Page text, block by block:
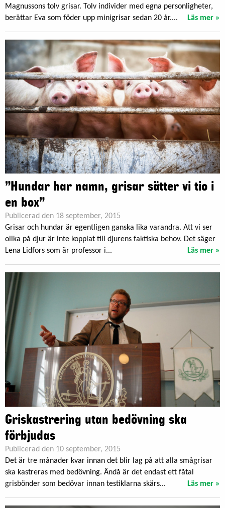
Magnussons tolv grisar. Tolv individer med egna personligheter,
berättar Eva som föder upp minigrisar sedan 20 år....
Läs mer »
”Hundar har namn, grisar sätter vi tio i
en box”
Publicerad den 18 september, 2015
Grisar och hundar är egentligen ganska lika varandra. Att vi ser
olika på djur är inte kopplat till djurens faktiska behov. Det säger
Lena Lidfors som är professor i...
Läs mer »
Griskastrering utan bedövning ska
förbjudas
Publicerad den 10 september, 2015
Det är tre månader kvar innan det blir lag på att alla smågrisar
ska kastreras med bedövning. Ändå är det endast ett fåtal
grisbönder som bedövar innan testiklarna skärs...
Läs mer »